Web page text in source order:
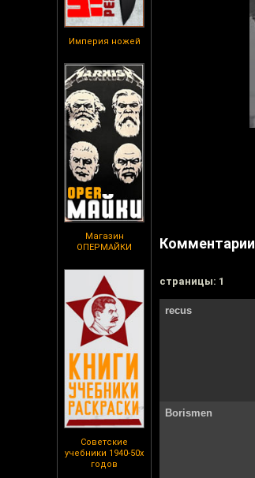
Империя ножей
Магазин
ОПЕРМАЙКИ
Советские
учебники 1940-50х
годов
Комментарии
cтраницы: 1
recus
Borismen